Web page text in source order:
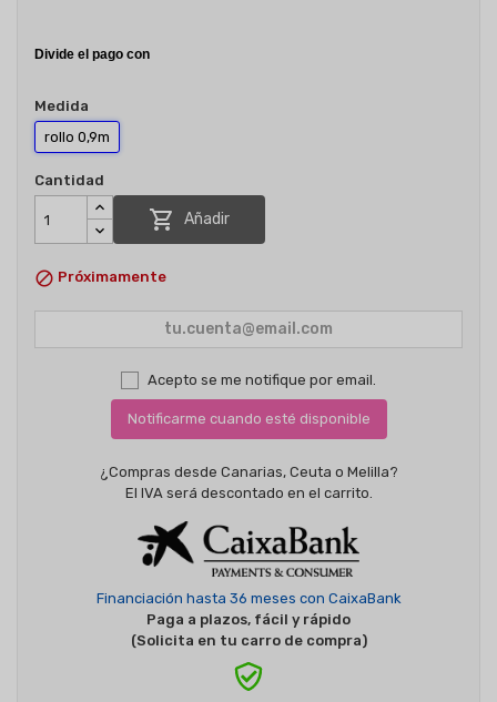
Medida
rollo 0,9m
Cantidad
 Añadir
 Próximamente
Acepto se me notifique por email.
Notificarme cuando esté disponible
¿Compras desde Canarias, Ceuta o Melilla?
El IVA será descontado en el carrito.
Financiación hasta 36 meses con CaixaBank
Paga a plazos, fácil y rápido
(Solicita en tu carro de compra)